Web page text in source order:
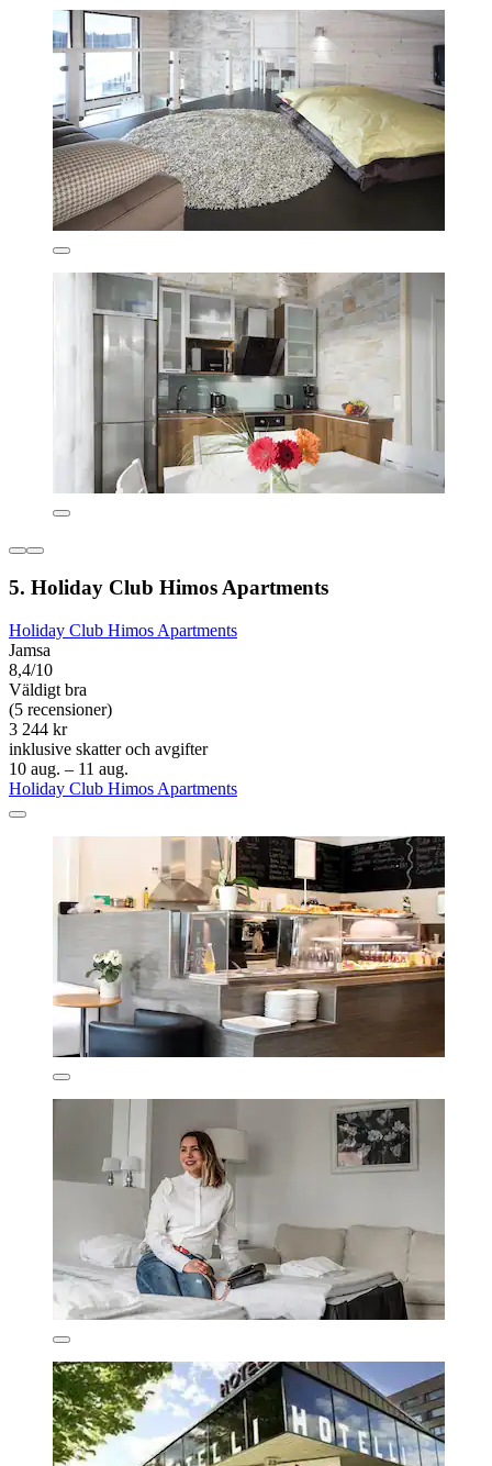
5. Holiday Club Himos Apartments
Holiday Club Himos Apartments
Jamsa
8,4/10
Väldigt bra
(5 recensioner)
3 244 kr
inklusive skatter och avgifter
10 aug. – 11 aug.
Holiday Club Himos Apartments